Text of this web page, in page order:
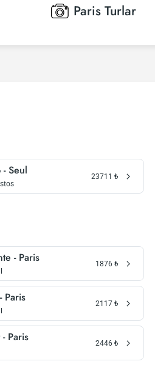
Paris Turlar
Seul 23711 ₺
- Paris 1876 ₺
Paris 2117 ₺
- Paris 2446 ₺